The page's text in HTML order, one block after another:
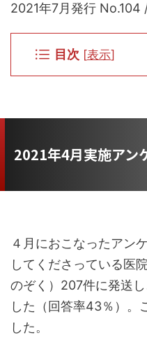
2021年7月発行 No.104
目次 [表示]
2021年4月実施アン
４月におこなったアン
してくださっている医
のぞく）207件に発送
した（回答率43％）。
した。